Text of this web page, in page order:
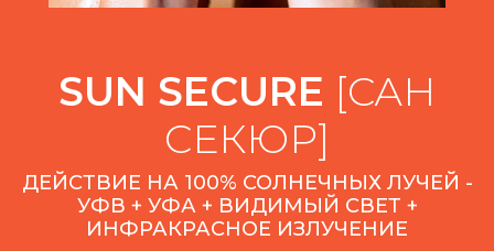
SUN SECURE [САН
СЕКЮР]
ДЕЙСТВИЕ НА 100% СОЛНЕЧНЫХ ЛУЧЕЙ -
УФВ + УФА + ВИДИМЫЙ СВЕТ +
ИНФРАКРАСНОЕ ИЗЛУЧЕНИЕ